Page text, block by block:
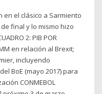
en el clásico a Sarmiento
final y lo mismo hizo
2: PIB POR
en relación al Brexit;
incluyendo
BoE (mayo 2017) para
CONMEBOL